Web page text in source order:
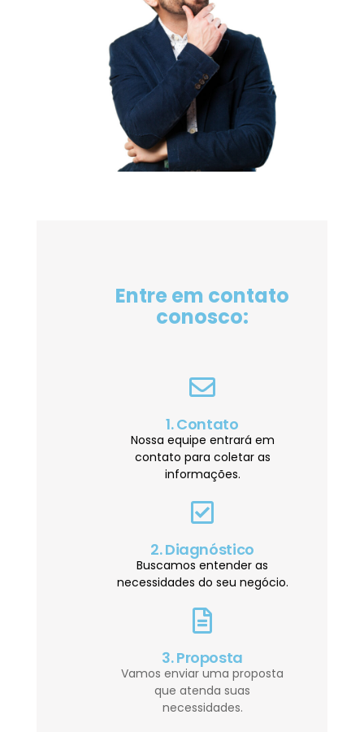
Entre em contato
conosco:
1. Contato
Nossa equipe entrará em
contato para coletar as
informações.
2. Diagnóstico
Buscamos entender as
necessidades do seu negócio.
3. Proposta
Vamos enviar uma proposta
que atenda suas
necessidades.